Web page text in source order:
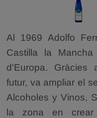
Al 1969 Adolfo
Castilla la
d'Europa. Gràcies
futur, va ampliar el
Alcoholes y Vinos,
la zona en crear